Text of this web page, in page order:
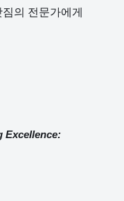
의 전문가에게
Excellence: